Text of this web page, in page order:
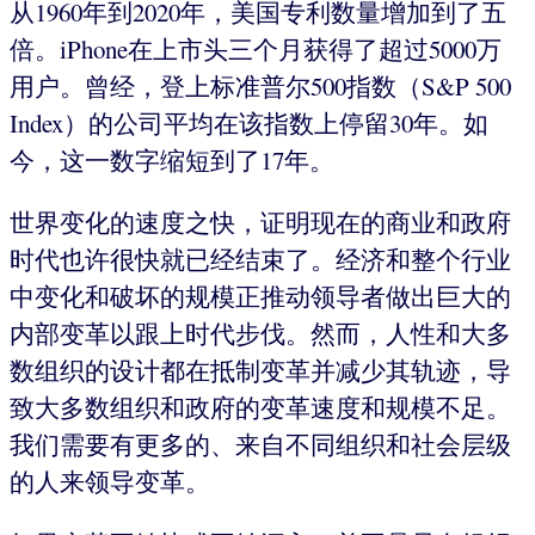
从1960年到2020年，美国专利数量增加到了五
倍。iPhone在上市头三个月获得了超过5000万
用户。曾经，登上标准普尔500指数（S&P 500
Index）的公司平均在该指数上停留30年。如
今，这一数字缩短到了17年。
世界变化的速度之快，证明现在的商业和政府
时代也许很快就已经结束了。经济和整个行业
中变化和破坏的规模正推动领导者做出巨大的
内部变革以跟上时代步伐。然而，人性和大多
数组织的设计都在抵制变革并减少其轨迹，导
致大多数组织和政府的变革速度和规模不足。
我们需要有更多的、来自不同组织和社会层级
的人来领导变革。